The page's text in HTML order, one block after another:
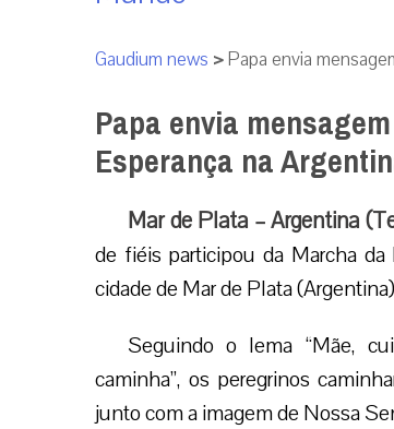
Gaudium news >Papa envia
Papa envia
Esperança na
Mar de Plata – Argentina
de fiéis participou da Marcha
cidade de Mar de Plata
Seguindo o lema “Mãe,
caminha”, os peregrinos
junto com a imagem de Nossa